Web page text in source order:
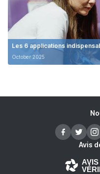
Les 6 applications
October 2025
Avis
AVIS